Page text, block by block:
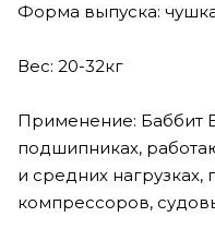
Форма выпуска:
Вес: 20-32кг
Применение: Баббит
подшипниках,
и средних
компрессоров,